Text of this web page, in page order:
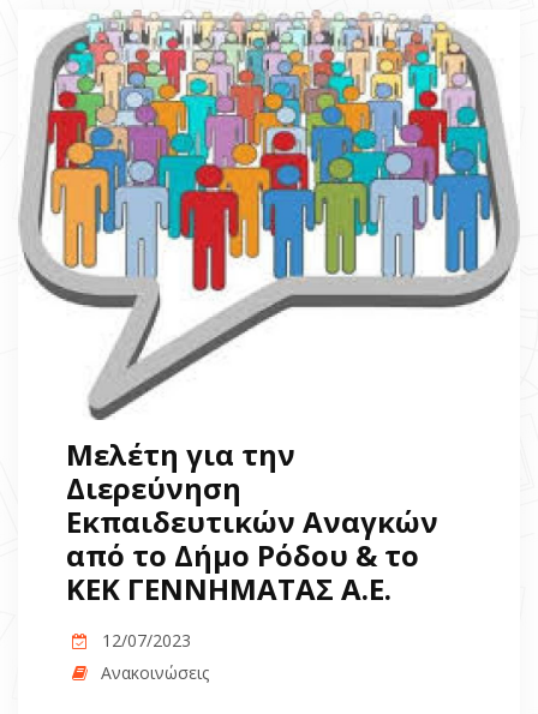
Μελέτη για την
Διερεύνηση
Εκπαιδευτικών Αναγκών
από το Δήμο Ρόδου & το
ΚΕΚ ΓΕΝΝΗΜΑΤΑΣ Α.Ε.
12/07/2023
Ανακοινώσεις